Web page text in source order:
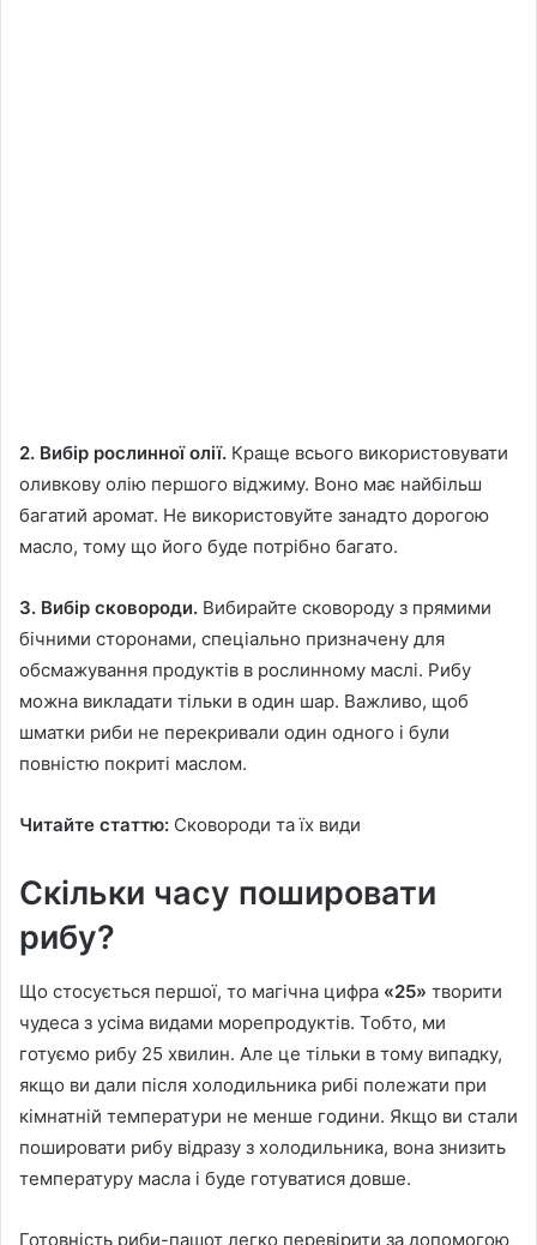
2. Вибір рослинної олії. Краще всього використовувати
оливкову олію першого віджиму. Воно має найбільш
багатий аромат. Не використовуйте занадто дорогою
масло, тому що його буде потрібно багато.
3. Вибір сковороди. Вибирайте сковороду з прямими
бічними сторонами, спеціально призначену для
обсмажування продуктів в рослинному маслі. Рибу
можна викладати тільки в один шар. Важливо, щоб
шматки риби не перекривали один одного і були
повністю покриті маслом.
Читайте статтю: Сковороди та їх види
Скільки часу пошировати
рибу?
Що стосується першої, то магічна цифра «25» творити
чудеса з усіма видами морепродуктів. Тобто, ми
готуємо рибу 25 хвилин. Але це тільки в тому випадку,
якщо ви дали після холодильника рибі полежати при
кімнатній температури не менше години. Якщо ви стали
пошировати рибу відразу з холодильника, вона знизить
температуру масла і буде готуватися довше.
Готовність риби-пашот легко перевірити за допомогою